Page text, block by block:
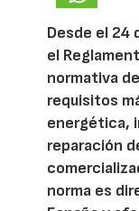
Desde el 24
el
normativa
requisitos
energética,
reparación
norma es